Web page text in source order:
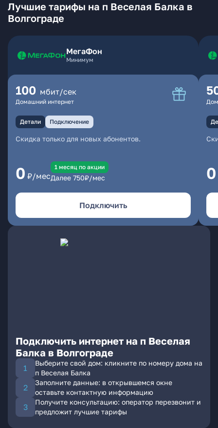
Лучшие тарифы на п Веселая Балка в
Волгограде
МегаФон
Минимум
100 мбит/сек
Домашний интернет
Детали Подключение
Скидка только для новых абонентов.
0 ₽/мес
1 месяц по акции
Далее 750₽/мес
Подключить
0
Подключить интернет на п Веселая
Балка в Волгограде
Выберите свой дом: кликните по номеру дома на
п Веселая Балка
Заполните данные: в открывшемся окне
оставьте контактную информацию
Получите консультацию: оператор перезвонит и
предложит лучшие тарифы